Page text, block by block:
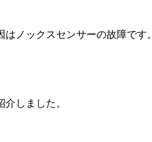
ノックスセンサーの故障です。
しました。